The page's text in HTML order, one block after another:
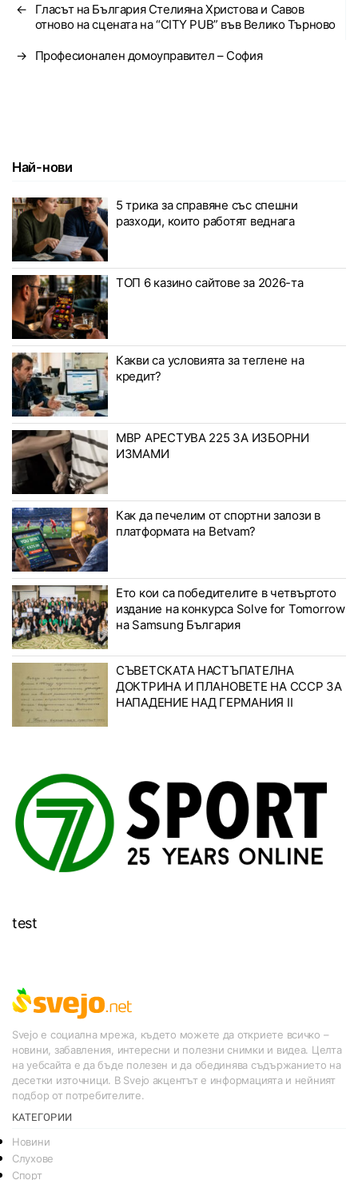
←
Гласът на България Стелияна Христова и Савов
отново на сцената на “CITY PUB” във Велико Търново
→ Професионален домоуправител – София
Най-нови
5 трика за справяне със спешни
разходи, които работят веднага
ТОП 6 казино сайтове за 2026-та
Какви са условията за теглене на
кредит?
МВР АРЕСТУВА 225 ЗА ИЗБОРНИ
ИЗМАМИ
Как да печелим от спортни залози в
платформата на Betvam?
Ето кои са победителите в четвъртото
издание на конкурса Solve for Tomorrow
на Samsung България
СЪВЕТСКАТА НАСТЪПАТЕЛНА
ДОКТРИНА И ПЛАНОВЕТЕ НА СССР ЗА
НАПАДЕНИЕ НАД ГЕРМАНИЯ II
test
Svejo е социална мрежа, където можете да откриете всичко –
новини, забавления, интересни и полезни снимки и видеа. Целта
на уебсайта е да бъде полезен и да обединява съдържанието на
десетки източници. В Svejo акцентът е информацията и нейният
подбор от потребителите.
КАТЕГОРИИ
Новини
Слухове
Спорт